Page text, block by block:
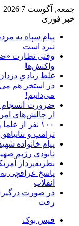
جمعه, آگوست 7 2026
خبر فوری
پیام سپاه به
نبرد است
وقتی نظارت
واکنش‌ها
غلط زیادیِ
در استخر هم
می‌دانیم!
ضرورت انسجام
از چالش‌های
۱۰۰ نفر از
ترامپ و
پیام خانواده
نابودی رژیم
نظریه‌پرداز
پاسخ عراقچی
انقلاب
در صورت
رفت
فیس بوک